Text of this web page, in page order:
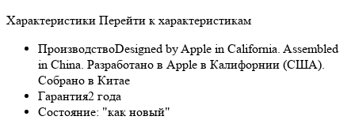
Характеристики Перейти к характеристикам
ПроизводствоDesigned by Apple in California. Assembled
in China. Разработано в Apple в Калифорнии (США).
Собрано в Китае
Гарантия2 года
Состояние: "как новый"